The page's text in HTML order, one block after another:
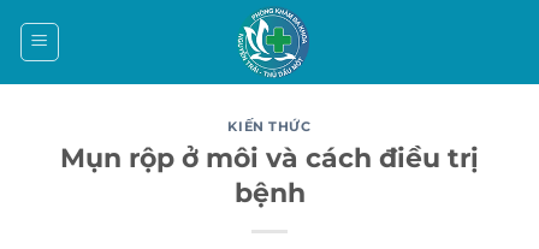
đến
KIẾN THỨC
Mụn rộp ở môi và cách điều trị
bệnh